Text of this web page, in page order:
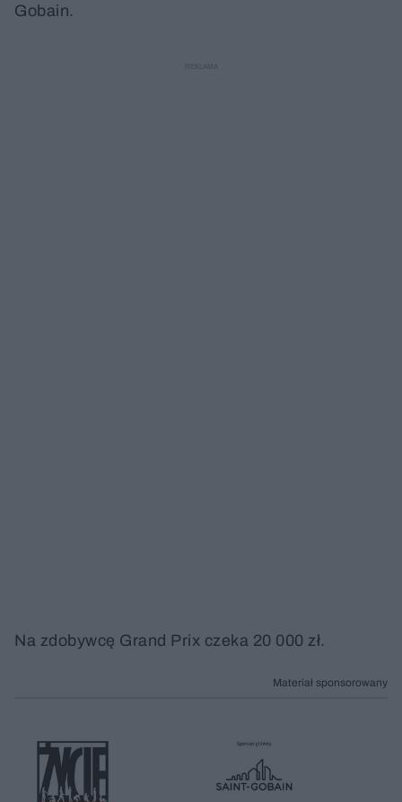
Gobain.
Na zdobywcę Grand Prix czeka 20 000 zł.
Materiał sponsorowany